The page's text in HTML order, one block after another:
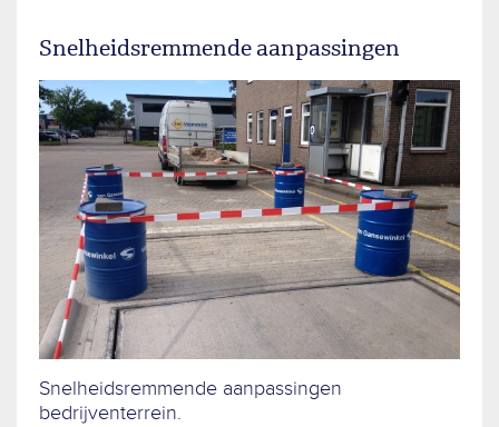
Snelheidsremmende aanpassingen
Snelheidsremmende aanpassingen
bedrijventerrein.